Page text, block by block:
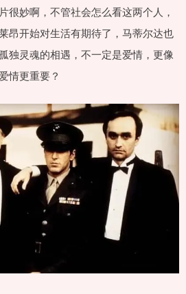
很妙啊，不管社会怎么看这两个人，
昂开始对生活有期待了，马蒂尔达也
独灵魂的相遇，不一定是爱情，更像
情更重要？